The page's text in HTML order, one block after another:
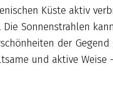
Küste aktiv
Sonnenstrahlen
der
und aktive Weise